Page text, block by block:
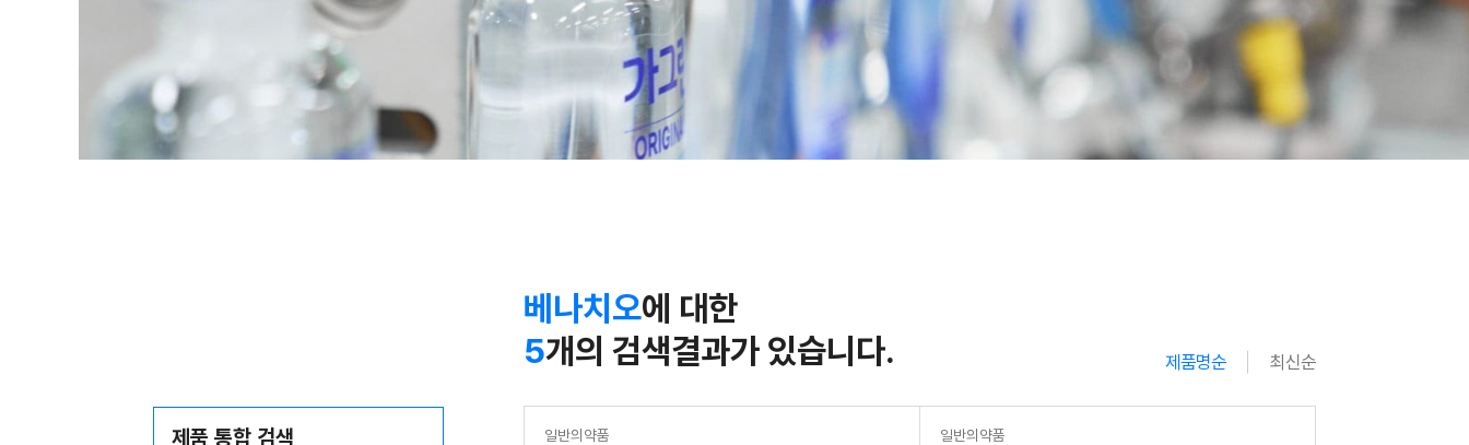
베나치오에 대한
5개의 검색결과가 있습니다. 제품명순 최신순
일반의약품 일반의약품